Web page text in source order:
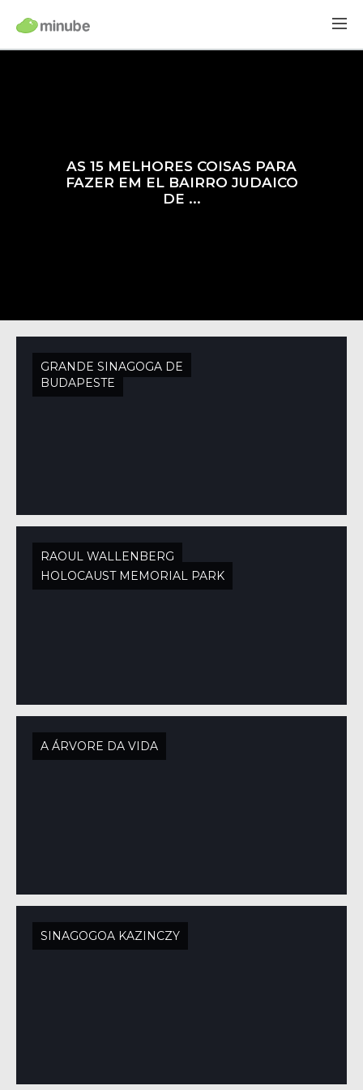
AS 15 MELHORES COISAS PARA
FAZER EM EL BAIRRO JUDAICO
DE ...
GRANDE SINAGOGA DE
BUDAPESTE
RAOUL WALLENBERG
HOLOCAUST MEMORIAL PARK
A ÁRVORE DA VIDA
SINAGOGOA KAZINCZY